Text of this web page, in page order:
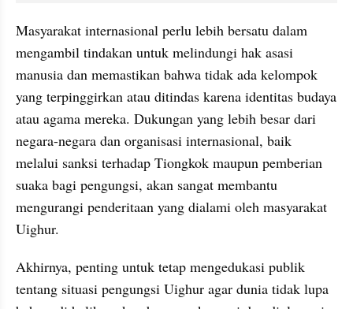
Masyarakat internasional perlu lebih bersatu dalam
mengambil tindakan untuk melindungi hak asasi
manusia dan memastikan bahwa tidak ada kelompok
yang terpinggirkan atau ditindas karena identitas budaya
atau agama mereka. Dukungan yang lebih besar dari
negara-negara dan organisasi internasional, baik
melalui sanksi terhadap Tiongkok maupun pemberian
suaka bagi pengungsi, akan sangat membantu
mengurangi penderitaan yang dialami oleh masyarakat
Uighur.
Akhirnya, penting untuk tetap mengedukasi publik
tentang situasi pengungsi Uighur agar dunia tidak lupa